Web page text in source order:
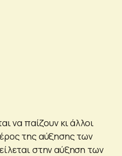
να παίζουν κι άλλοι
της αύξησης των
στην αύξηση των